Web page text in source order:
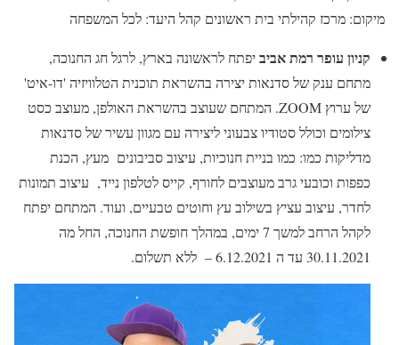
מיקום: מרכז קהילתי בית ראשונים קהל היעד: לכל המשפחה
קניון עופר רמת אביביפתח לראשונה בארץ, לרגל חג החנוכה,
מתחם ענק של סדנאות יצירה בהשראת תוכנית הטלוויזיה 'דו-איט'
של ערוץ ZOOM. המתחם שעוצב בהשראת האולפן, מעוצב כסט
צילומים וכולל סטודיו צבעוני ליצירה עם מגוון עשיר של סדנאות
מדליקות כמו: כמו בניית חנוכיות, עיצוב סביבונים מעץ, הכנת
כפפות וכובעי גרב מעוצבים לחורף, קייס לטלפון נייד, עיצוב תמונות
לחדר, עיצוב עציץ בשילוב עץ וחוטים טבעיים, ועוד. המתחם יפתח
לקהל הרחב למשך 7 ימים, במהלך חופשת החנוכה, החל מה
30.11.2021 עד ה 6.12.2021 – ללא תשלום.